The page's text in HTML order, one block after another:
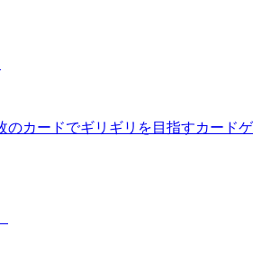
のカードでギリギリを目指すカードゲ